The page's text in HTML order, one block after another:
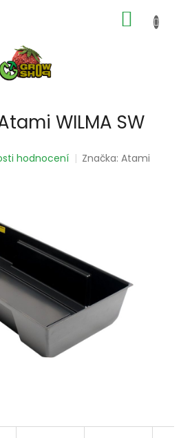
KOŠÍK
WILMA SW
hodnocení Značka:Atami